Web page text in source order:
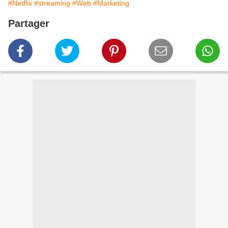
#Netflix #streaming #Web #Marketing
Partager